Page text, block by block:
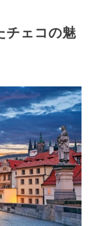
チェコの魅